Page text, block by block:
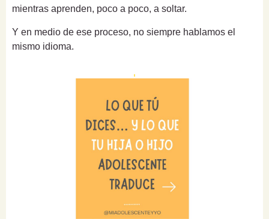
mientras aprenden, poco a poco, a soltar.
Y en medio de ese proceso, no siempre hablamos el
mismo idioma.